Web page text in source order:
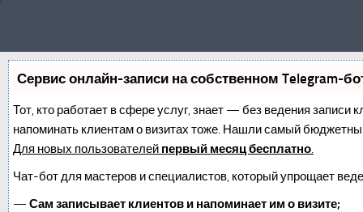
Сервис онлайн-записи на собственном Telegram-
Тот, кто работает в сфере услуг, знает — без ведения записи
напоминать клиентам о визитах тоже. Нашли самый
Для новых пользователей первый месяц бесплатно.
Чат-бот для мастеров и специалистов, который упрощает
— Сам записывает клиентов и напоминает им о визите;